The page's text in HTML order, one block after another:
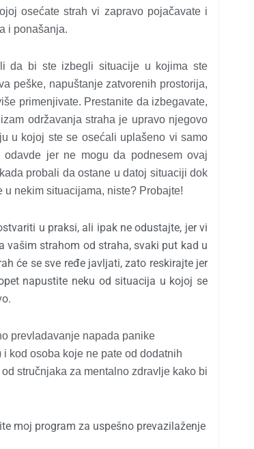
osećate strah vi zapravo pojačavate i
i ponašanja.
da bi ste izbegli situacije u kojima ste
peške, napuštanje zatvorenih prostorija,
primenjivate. Prestanite da izbegavate,
održavanja straha je upravo njegovo
u kojoj ste se osećali uplašeno vi samo
jer ne mogu da podnesem ovaj
probali da ostane u datoj situaciji dok
nekim situacijama, niste? Probajte!
u praksi, ali ipak ne odustajte, jer vi
vašim strahom od straha, svaki put kad u
će se sve ređe javljati, zato reskirajte jer
napustite neku od situacija u kojoj se
prevladavanje napada panike
kod osoba koje ne pate od dodatnih
stručnjaka za mentalno zdravlje kako bi
moj program za uspešno prevazilaženje